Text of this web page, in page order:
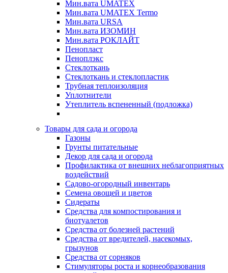
Мин.вата UMATEX
Мин.вата UMATEX Termo
Мин.вата URSA
Мин.вата ИЗОМИН
Мин.вата РОКЛАЙТ
Пенопласт
Пеноплэкс
Стеклоткань
Стеклоткань и стеклопластик
Трубная теплоизоляция
Уплотнители
Утеплитель вспененный (подложка)
Товары для сада и огорода
Газоны
Грунты питательные
Декор для сада и огорода
Профилактика от внешних неблагоприятных
воздействий
Садово-огородный инвентарь
Семена овощей и цветов
Сидераты
Средства для компостирования и
биотуалетов
Средства от болезней растений
Средства от вредителей, насекомых,
грызунов
Средства от сорняков
Стимуляторы роста и корнеобразования